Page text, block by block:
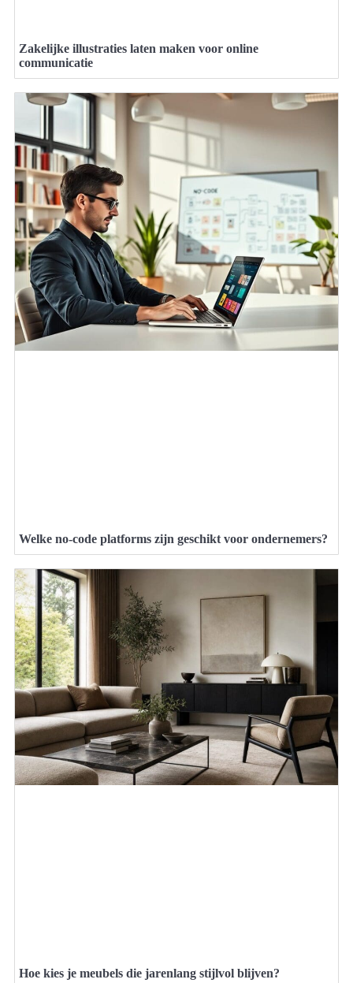
Zakelijke illustraties laten maken voor online
communicatie
Welke no-code platforms zijn geschikt voor ondernemers?
Hoe kies je meubels die jarenlang stijlvol blijven?